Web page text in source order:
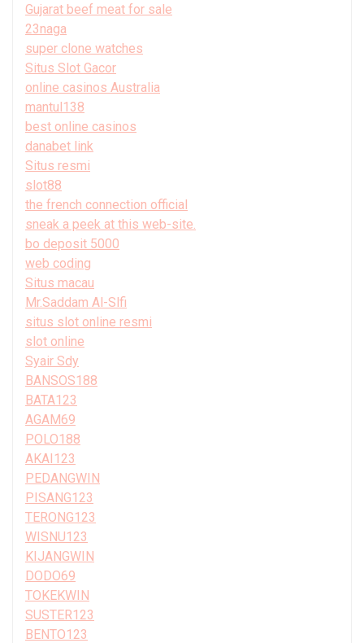
Gujarat beef meat for sale
23naga
super clone watches
Situs Slot Gacor
online casinos Australia
mantul138
best online casinos
danabet link
Situs resmi
slot88
the french connection official
sneak a peek at this web-site.
bo deposit 5000
web coding
Situs macau
Mr.Saddam Al-Slfi
situs slot online resmi
slot online
Syair Sdy
BANSOS188
BATA123
AGAM69
POLO188
AKAI123
PEDANGWIN
PISANG123
TERONG123
WISNU123
KIJANGWIN
DODO69
TOKEKWIN
SUSTER123
BENTO123